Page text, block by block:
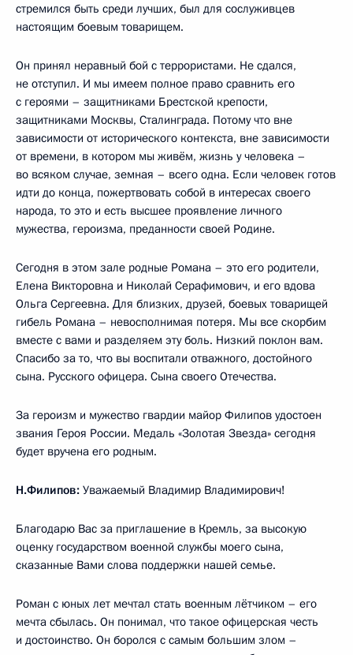
стремился быть среди лучших, был для сослуживцев
настоящим боевым товарищем.
Он принял неравный бой с террористами. Не сдался,
не отступил. И мы имеем полное право сравнить его
с героями – защитниками Брестской крепости,
защитниками Москвы, Сталинграда. Потому что вне
зависимости от исторического контекста, вне зависимости
от времени, в котором мы живём, жизнь у человека –
во всяком случае, земная – всего одна. Если человек готов
идти до конца, пожертвовать собой в интересах своего
народа, то это и есть высшее проявление личного
мужества, героизма, преданности своей Родине.
Сегодня в этом зале родные Романа – это его родители,
Елена Викторовна и Николай Серафимович, и его вдова
Ольга Сергеевна. Для близких, друзей, боевых товарищей
гибель Романа – невосполнимая потеря. Мы все скорбим
вместе с вами и разделяем эту боль. Низкий поклон вам.
Спасибо за то, что вы воспитали отважного, достойного
сына. Русского офицера. Сына своего Отечества.
За героизм и мужество гвардии майор Филипов удостоен
звания Героя России. Медаль «Золотая Звезда» сегодня
будет вручена его родным.
Н.Филипов: Уважаемый Владимир Владимирович!
Благодарю Вас за приглашение в Кремль, за высокую
оценку государством военной службы моего сына,
сказанные Вами слова поддержки нашей семье.
Роман с юных лет мечтал стать военным лётчиком – его
мечта сбылась. Он понимал, что такое офицерская честь
и достоинство. Он боролся с самым большим злом –